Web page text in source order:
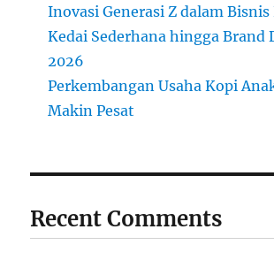
Inovasi Generasi Z dalam
Kedai Sederhana hingga Brand
2026
Perkembangan Usaha Kopi
Makin Pesat
Recent Comments